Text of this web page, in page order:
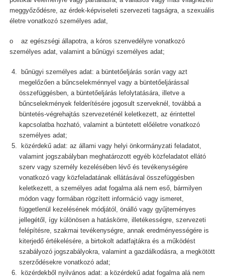
meggyőződésre, az érdek-képviseleti szervezeti tagságra, a szexuális
életre vonatkozó személyes adat,
o az egészségi állapotra, a kóros szenvedélyre vonatkozó
személyes adat, valamint a bűnügyi személyes adat;
bűnügyi személyes adat: a büntetőeljárás során vagy azt
megelőzően a bűncselekménnyel vagy a büntetőeljárással
összefüggésben, a büntetőeljárás lefolytatására, illetve a
bűncselekmények felderítésére jogosult szerveknél, továbbá a
büntetés-végrehajtás szervezeténél keletkezett, az érintettel
kapcsolatba hozható, valamint a büntetett előéletre vonatkozó
személyes adat;
közérdekű adat: az állami vagy helyi önkormányzati feladatot,
valamint jogszabályban meghatározott egyéb közfeladatot ellátó
szerv vagy személy kezelésében lévő és tevékenységére
vonatkozó vagy közfeladatának ellátásával összefüggésben
keletkezett, a személyes adat fogalma alá nem eső, bármilyen
módon vagy formában rögzített információ vagy ismeret,
függetlenül kezelésének módjától, önálló vagy gyűjteményes
jellegétől, így különösen a hatáskörre, illetékességre, szervezeti
felépítésre, szakmai tevékenységre, annak eredményességére is
kiterjedő értékelésére, a birtokolt adatfajtákra és a működést
szabályozó jogszabályokra, valamint a gazdálkodásra, a megkötött
szerződésekre vonatkozó adat;
közérdekből nyilvános adat: a közérdekű adat fogalma alá nem